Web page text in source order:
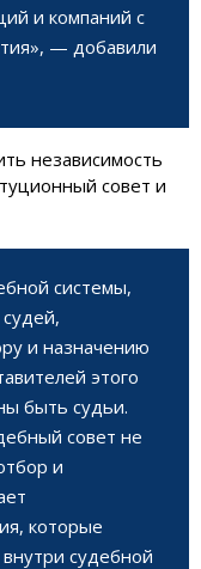
и компаний с
— добавили
независимость
совет и
системы,
и назначению
этого
быть судьи.
совет не
и
которые
судебной